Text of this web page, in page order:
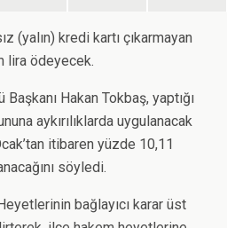
(yalın) kredi kartı çıkarmayan
lira ödeyecek.
Hakan Tokbaş, yaptığı
aykırılıklarda uygulanacak
itibaren yüzde 10,11
söyledi.
bağlayıcı karar üst